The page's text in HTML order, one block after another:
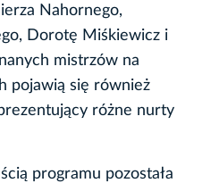
Nahornego,
Dorotę Miśkiewicz i
mistrzów na
pojawią się również
różne nurty
programu pozostała